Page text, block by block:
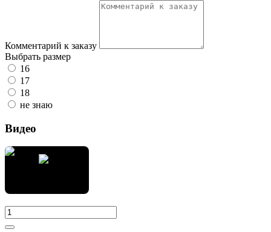
Комментарий к заказу
Выбрать размер
16
17
18
не знаю
Видео